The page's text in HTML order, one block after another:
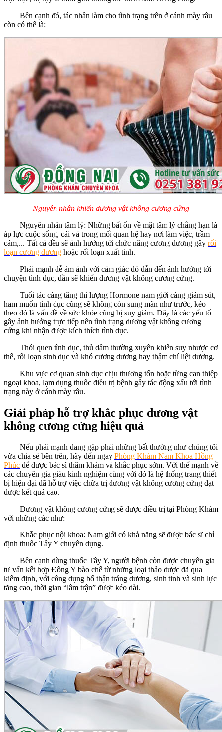
Bên cạnh đó, tác nhân làm cho tình trạng trên ở cánh mày râu
còn có thể là:
Nguyên nhân khiến dương vật không cương cứng
Nguyên nhân tâm lý: Những bất ổn về mặt tâm lý chẳng hạn là
áp lực cuộc sống, cải vả trong mối quan hệ hay nơi làm việc, trầm
cảm,... Tất cả đều sẽ ảnh hưởng tới chức năng cương dương gây rối
loạn cương dương hoặc rối loạn xuất tinh.
Phái mạnh dễ ám ảnh với cảm giác đó dẫn đến ảnh hưởng tới
chuyện tình dục, dần sẽ khiến dương vật không cương cứng.
Tuổi tác càng tăng thì lượng Hormone nam giới càng giảm sút,
ham muốn tình dục cũng sẽ không còn sung mãn như trước, kéo
theo đó là vấn đề về sức khỏe cũng bị suy giảm. Đây là các yếu tố
gây ảnh hưởng trực tiếp nên tình trạng dương vật không cương
cứng khi nhận được kích thích tình dục.
Thói quen tình dục, thủ dâm thường xuyên khiến suy nhược cơ
thể, rối loạn sinh dục và khó cương dương hay thậm chí liệt dương.
Khu vực cơ quan sinh dục chịu thương tổn hoặc từng can thiệp
ngoại khoa, lạm dụng thuốc điều trị bệnh gây tác động xấu tới tình
trạng này ở cánh mày râu.
Giải pháp hỗ trợ khắc phục dương vật
không cương cứng hiệu quả
Nếu phái mạnh đang gặp phải những bất thường như chúng tôi
vừa chia sẻ bên trên, hãy đến ngay Phòng Khám Nam Khoa Hồng
Phúc để được bác sĩ thăm khám và khắc phục sớm. Với thế mạnh về
các chuyên gia giàu kinh nghiệm cùng với đó là hệ thống trang thiết
bị hiện đại đã hỗ trợ việc chữa trị dương vật không cương cứng đạt
được kết quả cao.
Dương vật không cương cứng sẽ được điều trị tại Phòng Khám
với những các như:
Khắc phục nội khoa: Nam giới có khả năng sẽ được bác sĩ chỉ
định thuốc Tây Y chuyên dụng.
Bên cạnh dùng thuốc Tây Y, người bệnh còn được chuyên gia
tư vấn kết hợp Đông Y bào chế từ những loại thảo dược đã qua
kiểm định, với công dụng bổ thận tráng dương, sinh tinh và sinh lực
tăng cao, thời gian “lâm trận” được kéo dài.